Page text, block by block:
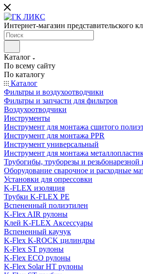
Интернет-магазин представительского
Каталог
По всему сайту
По каталогу
Каталог
Фильтры и воздухоотводчики
Фильтры и запчасти для фильтров
Воздухоотводчики
Инструменты
Инструмент для монтажа сшитого
Инструмент для монтажа PPR
Инструмент универсальный
Инструмент для монтажа
Трубогибы, труборезы и резьбонарезной
Оборудование сварочное и расходные
Установки для опрессовки
K-FLEX изоляция
Трубки K-FLEX PE
Вспененный полиэтилен
K-Flex AIR рулоны
Клей K-FLEX Аксессуары
Вспененный каучук
K-Flex K-ROCK цилиндры
K-Flex ST рулоны
K-Flex ECO рулоны
K-Flex Solar HT рулоны